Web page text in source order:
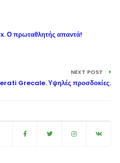
Ο πρωταθλητής απαντά!
NEXT POST
Grecale. Υψηλές προσδοκίες.